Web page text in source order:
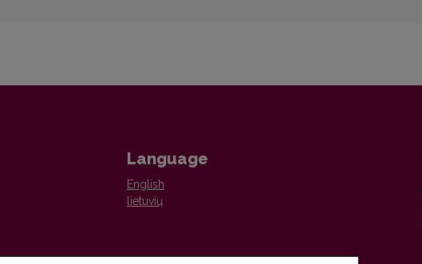
Language
English
lietuvių